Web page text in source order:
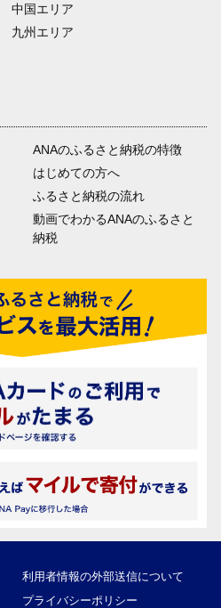
中国エリア
九州エリア
ANAのふるさと納税の特徴
はじめての方へ
ふるさと納税の流れ
動画でわかるANAのふるさと
納税
利用者情報の外部送信について
プライバシーポリシー